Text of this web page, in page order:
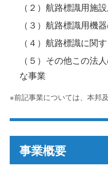
（２） 航路標識用施
（３） 航路標識用機
（４） 航路標識に関
（５） その他この法
な事業
※前記事業については、本邦
事業概要